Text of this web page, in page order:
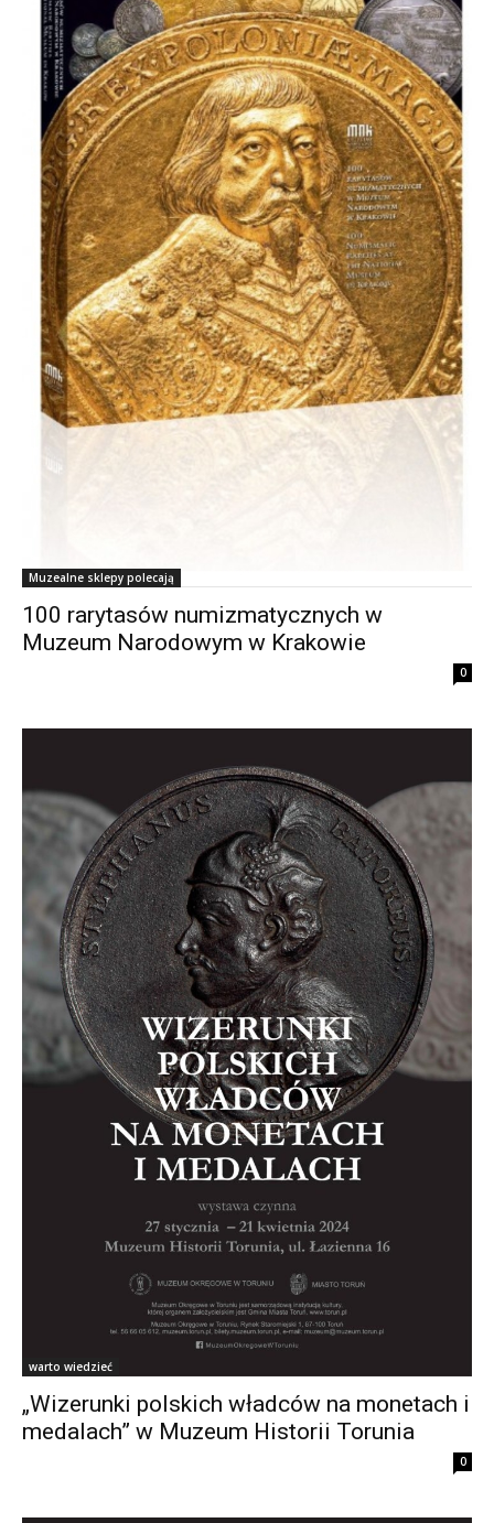
Muzealne sklepy polecają
100 rarytasów numizmatycznych w
Muzeum Narodowym w Krakowie
0
warto wiedzieć
„Wizerunki polskich władców na monetach i
medalach” w Muzeum Historii Torunia
0